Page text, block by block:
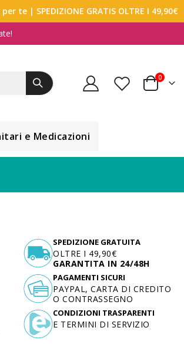
per te | SPEDIZIONE GRATIS OLTRE I 49,90€
Carrello
0
e Medicazioni
SPEDIZIONE GRATUITA
OLTRE I 49,90€
GARANTITA IN 24/48H
PAGAMENTI SICURI
PAYPAL, CARTA DI CREDITO
O CONTRASSEGNO
CONDIZIONI TRASPARENTI
E TERMINI DI SERVIZIO